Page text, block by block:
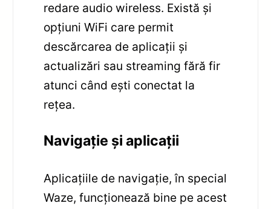
redare audio wireless. Există și
opțiuni WiFi care permit
descărcarea de aplicații și
actualizări sau streaming fără fir
atunci când ești conectat la
rețea.
Navigație și aplicații
Aplicațiile de navigație, în special
Waze, funcționează bine pe acest